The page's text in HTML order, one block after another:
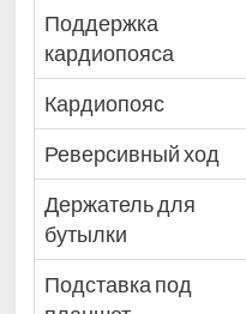
Поддержка
кардиопояса
Кардиопояс
Реверсивный ход
Держатель для
бутылки
Подставка под